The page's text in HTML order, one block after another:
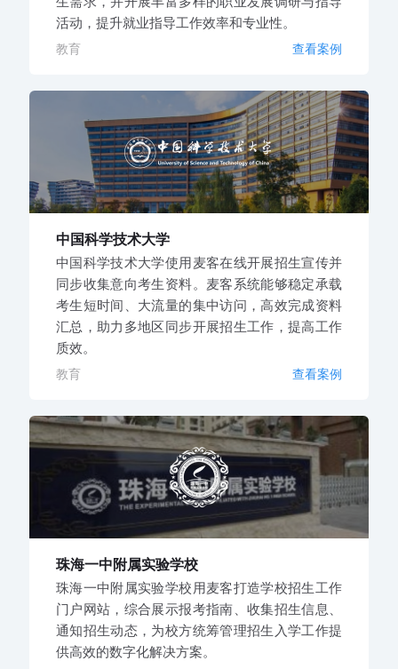
活动，提升就业指导工作效率和专业性。
教育 查看案例
中国科学技术大学
中国科学技术大学使用麦客在线开展招生宣传并
同步收集意向考生资料。麦客系统能够稳定承载
考生短时间、大流量的集中访问，高效完成资料
汇总，助力多地区同步开展招生工作，提高工作
质效。
教育 查看案例
珠海一中附属实验学校
珠海一中附属实验学校用麦客打造学校招生工作
门户网站，综合展示报考指南、收集招生信息、
通知招生动态，为校方统筹管理招生入学工作提
供高效的数字化解决方案。